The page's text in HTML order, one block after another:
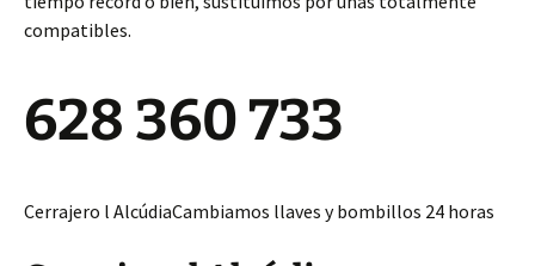
compatibles.
628 360 733
Cerrajero l AlcúdiaCambiamos llaves y bombillos 24 horas